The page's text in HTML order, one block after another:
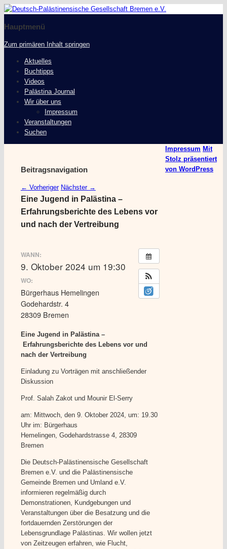
Deutsch-Palästinensische
Gesellschaft Bremen e.V.
Hauptmenü
Zum primären Inhalt springen
Aktuelles
Buchtipps
Videos
Palästina Journal
Wir über uns
Impressum
Veranstaltungen
Suchen
Beitragsnavigation
← Vorheriger Nächster →
Eine Jugend in Palästina –
Erfahrungsberichte des Lebens vor
und nach der Vertreibung
WANN:
9. Oktober 2024 um 19:30
WO:
Bürgerhaus Hemelingen
Godehardstr. 4
28309 Bremen
Eine Jugend in Palästina –
Erfahrungsberichte des Lebens vor und
nach der Vertreibung
Einladung zu Vorträgen mit anschließender
Diskussion
Prof. Salah Zakot und Mounir El-Serry
am: Mittwoch, den 9. Oktober 2024, um: 19.30
Uhr im: Bürgerhaus
Hemelingen, Godehardstrasse 4, 28309
Bremen
Die Deutsch-Palästinensische Gesellschaft
Bremen e.V. und die Palästinensische
Gemeinde Bremen und Umland e.V.
informieren regelmäßig durch
Demonstrationen, Kundgebungen und
Veranstaltungen über die Besatzung und die
fortdauernden Zerstörungen der
Lebensgrundlage Palästinas. Wir wollen jetzt
von Zeitzeugen erfahren, wie Flucht,
Impressum Mit
Stolz präsentiert
von WordPress